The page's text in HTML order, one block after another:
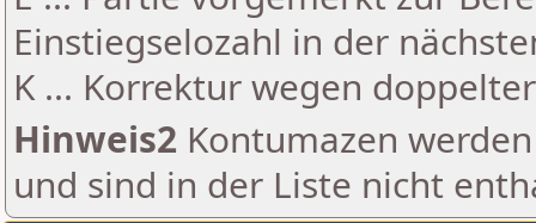
Einstiegselozahl in der
K ... Korrektur wegen
Hinweis2 Kontumazen
und sind in der Liste nicht